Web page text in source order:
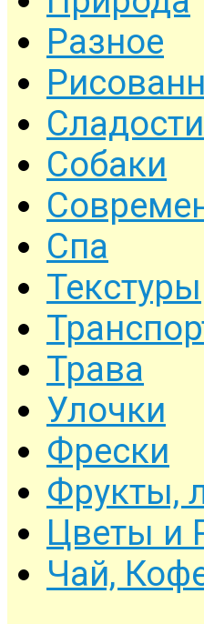
Разное
Сладости
Собаки
Спа
Текстуры
Трава
Улочки
Фрески
Фрукты,
Цветы и
Чай,